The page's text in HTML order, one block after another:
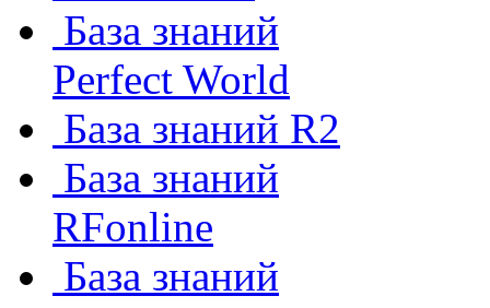
База знаний
Perfect World
База знаний R2
База знаний
RFonline
База знаний